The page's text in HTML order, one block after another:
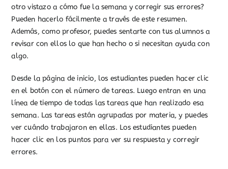
otro vistazo a cómo fue la semana y corregir sus errores?
Pueden hacerlo fácilmente a través de este resumen.
Además, como profesor, puedes sentarte con tus alumnos a
revisar con ellos lo que han hecho o si necesitan ayuda con
algo.
Desde la página de inicio, los estudiantes pueden hacer clic
en el botón con el número de tareas. Luego entran en una
línea de tiempo de todas las tareas que han realizado esa
semana. Las tareas están agrupadas por materia, y puedes
ver cuándo trabajaron en ellas. Los estudiantes pueden
hacer clic en los puntos para ver su respuesta y corregir
errores.